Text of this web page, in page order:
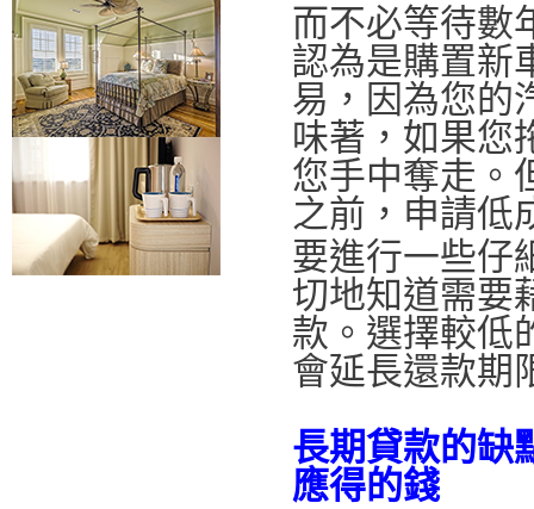
而不必等待數
認為是購置新
易，因為您的
味著，如果您
您手中奪走。
之前，申請低
要進行一些仔
切地知道需要
款。選擇較低
會延長還款期
長期貸款的缺
應得的錢